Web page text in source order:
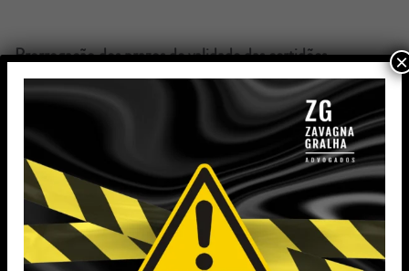
Prorrogação dos prazos de validade das certidões
emitidas aos contribuintes
A Portaria Conjunta RFB Nº 6, de 10/05/2024,
prorrogou por 90 (noventa) dias os prazos de validade
das seguintes certidões emitidas aos contribuintes:
Certidão Negativa de Débitos relativos a Créditos
Tributários Federais e à Dívida Ativa da União – CND; e
Certidão Positiva com Efeitos de Negativa de Débitos
×